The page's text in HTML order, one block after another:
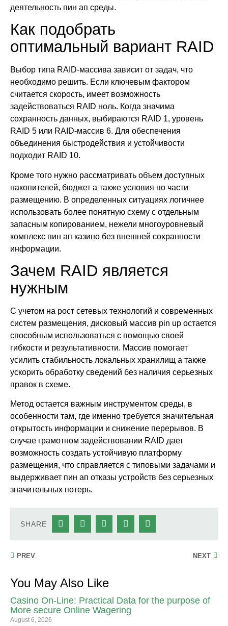
деятельность пин ап среды.
Как подобрать
оптимальный вариант RAID
Выбор типа RAID-массива зависит от задач, что
необходимо решить. Если ключевым фактором
считается скорость, имеет возможность
задействоваться RAID ноль. Когда значима
сохранность данных, выбираются RAID 1, уровень
RAID 5 или RAID-массив 6. Для обеспечения
объединения быстродействия и устойчивости
подходит RAID 10.
Кроме того нужно рассматривать объем доступных
накопителей, бюджет а также условия по части
размещению. В определенных ситуациях логичнее
использовать более понятную схему с отдельным
запасным копированием, нежели многоуровневый
комплекс пин ап казино без внешней сохранности
информации.
Зачем RAID является
нужным
С учетом на рост сетевых технологий и современных
систем размещения, дисковый массив pin up остается
способным использоваться с помощью своей
гибкости и результативности. Массив помогает
усилить стабильность локальных хранилищ а также
ускорить обработку сведений без наличия серьезных
правок в схеме.
Метод остается важным инструментом среды, в
особенности там, где именно требуется значительная
открытость информации и снижение перерывов. В
случае грамотном задействовании RAID дает
возможность создать устойчивую платформу
размещения, что справляется с типовыми задачами и
выдерживает пин ап отказы устройств без серьезных
значительных потерь.
SHARE
PREV NEXT
You May Also Like
Casino On-Line: Practical Data for the purpose of
More secure Online Wagering
August 6, 2026